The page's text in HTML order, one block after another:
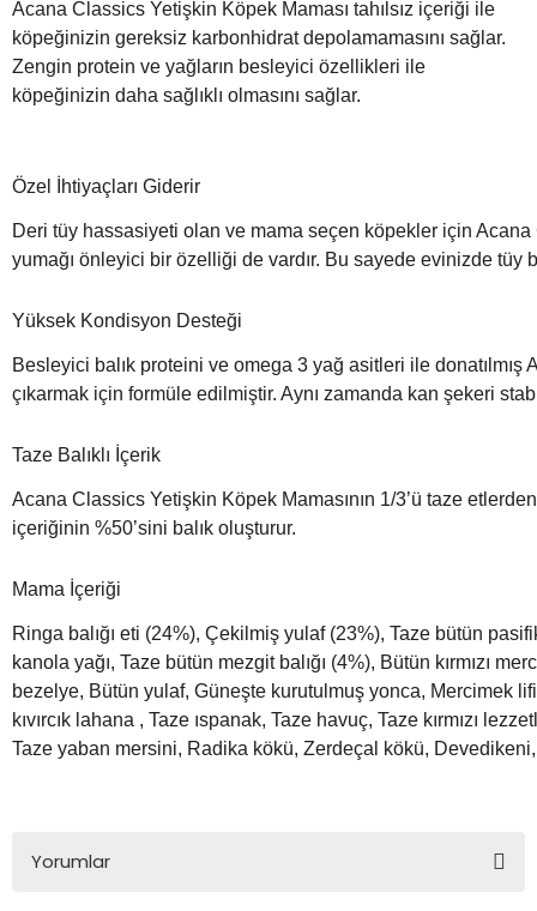
Acana Classics Yetişkin Köpek Maması tahılsız içeriği ile
köpeğinizin gereksiz karbonhidrat depolamamasını sağlar.
Zengin protein ve yağların besleyici özellikleri ile
köpeğinizin daha sağlıklı olmasını sağlar.
Özel İhtiyaçları Giderir
Deri tüy hassasiyeti olan ve mama seçen köpekler için
yumağı önleyici bir özelliği de vardır. Bu sayede evinizde
Yüksek Kondisyon Desteği
Besleyici balık proteini ve omega 3 yağ asitleri ile
çıkarmak için formüle edilmiştir. Aynı zamanda kan şekeri
Taze Balıklı İçerik
Acana Classics Yetişkin Köpek Mamasının 1/3’ü taze
içeriğinin %50’sini balık oluşturur.
Mama İçeriği
Ringa balığı eti (24%), Çekilmiş yulaf (23%), Taze bütün
kanola yağı, Taze bütün mezgit balığı (4%), Bütün kırmızı
bezelye, Bütün yulaf, Güneşte kurutulmuş yonca, Mercimek
kıvırcık lahana , Taze ıspanak, Taze havuç, Taze kırmızı
Taze yaban mersini, Radika kökü, Zerdeçal kökü,
Yorumlar